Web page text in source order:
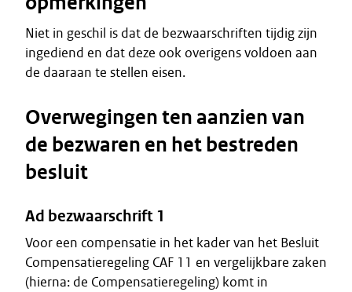
Niet in geschil is dat de bezwaarschriften tijdig zijn
ingediend en dat deze ook overigens voldoen aan
de daaraan te stellen eisen.
Overwegingen ten aanzien van
de bezwaren en het bestreden
besluit
Ad bezwaarschrift 1
Voor een compensatie in het kader van het Besluit
Compensatieregeling CAF 11 en vergelijkbare zaken
(hierna: de Compensatieregeling) komt in